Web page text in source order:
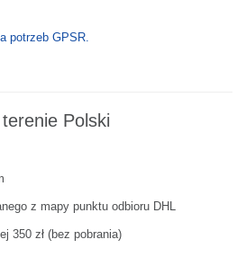
potrzeb GPSR.
Polski
z mapy punktu odbioru DHL
350 zł (bez pobrania)